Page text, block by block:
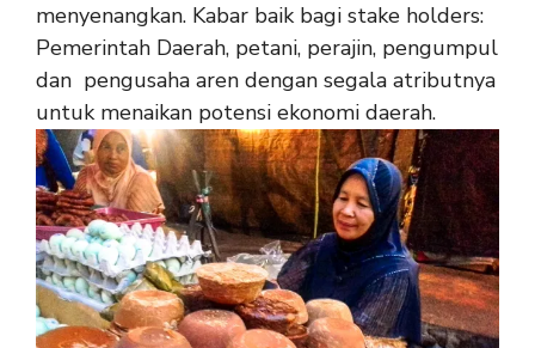
menyenangkan. Kabar baik bagi stake holders:
Pemerintah Daerah, petani, perajin, pengumpul
dan pengusaha aren dengan segala atributnya
untuk menaikan potensi ekonomi daerah.